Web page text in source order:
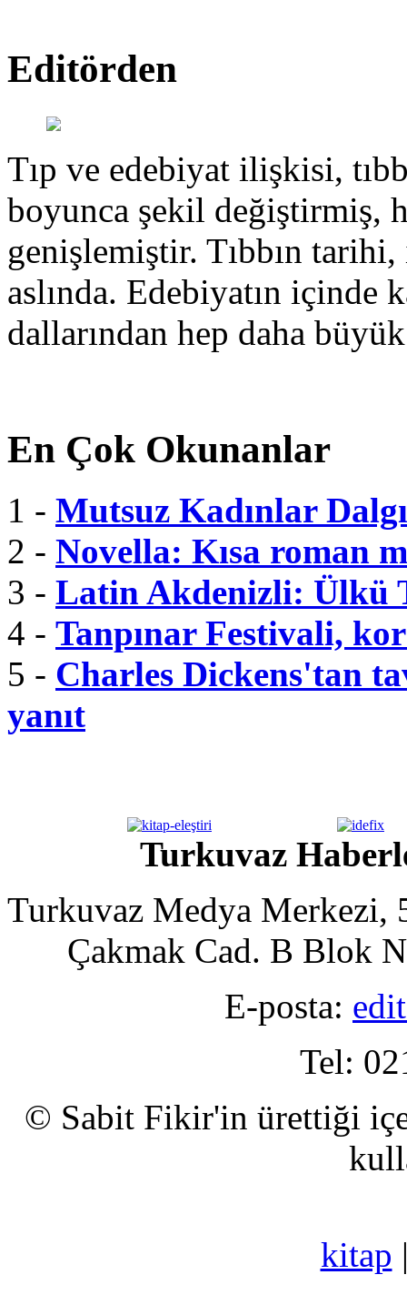
Editörden
Tıp ve edebiyat ilişkisi,
boyunca şekil değiştirmiş,
genişlemiştir. Tıbbın
aslında. Edebiyatın içinde
dallarından hep daha
En Çok Okunanlar
1 - Mutsuz Kadınlar
2 - Novella: Kısa roman
3 - Latin Akdenizli: Ülkü
4 - Tanpınar Festivali,
5 - Charles Dickens'tan
yanıt
Turkuvaz
Turkuvaz Medya Merkezi,
Çakmak Cad. B Blok
E-posta:
Tel:
© Sabit Fikir'in ürettiği
kitap